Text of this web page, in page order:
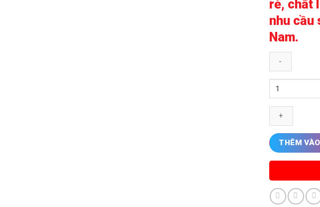
rẻ, chất
nhu cầu
Nam.
Ghế
lưới
văn
chỉnh
độ
cao
số
lượng
THÊM